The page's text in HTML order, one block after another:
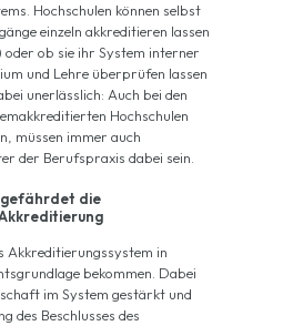
Hochschulen können selbst
einzeln akkreditieren lassen
ob sie ihr System interner
und Lehre überprüfen lassen
unerlässlich: Auch bei den
Hochschulen
müssen immer auch
der Berufspraxis dabei sein.
gefährdet die
Akkreditierungssystem in
bekommen. Dabei
im System gestärkt und
des Beschlusses des